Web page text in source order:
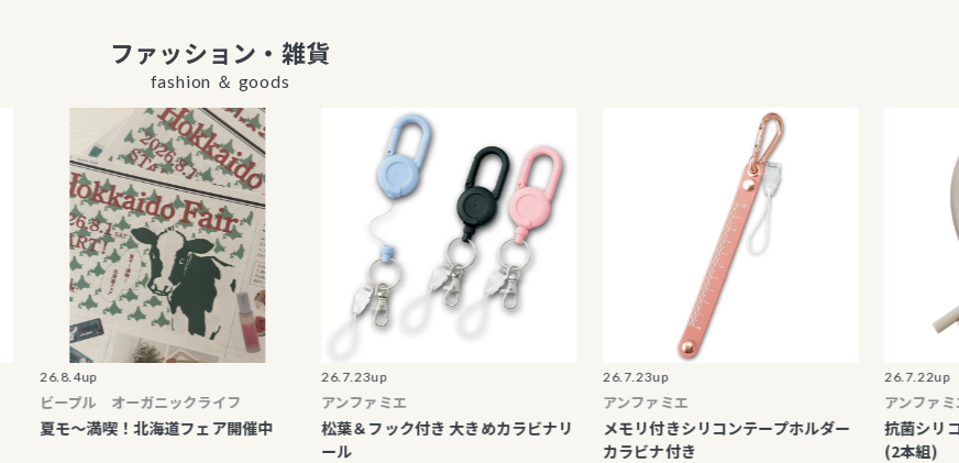
ファッション・雑貨
fashion ＆ goods
26.8.4up
ビープル オーガニックライフ
夏モ～満喫！北海道フェア開催中
26.7.23up
アンファミエ
松葉＆フック付き 大きめカラビナリ
26.7.23up
アンファミエ
メモリ付きシリコンテープホルダー
カラビナ付き
26.7.22up
アンファミエ
抗菌シリコン駆
(2本組)